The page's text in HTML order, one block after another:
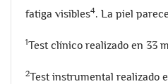
fatiga visibles4. La piel
1Test clínico realizado en 33
2Test instrumental realizado